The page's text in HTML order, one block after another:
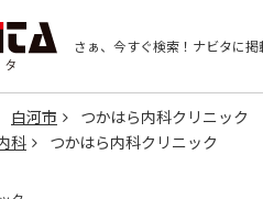
さぁ、今すぐ検索！ ナビタに掲
白河市
つかはら内科クリニック
科 つかはら内科クリニック